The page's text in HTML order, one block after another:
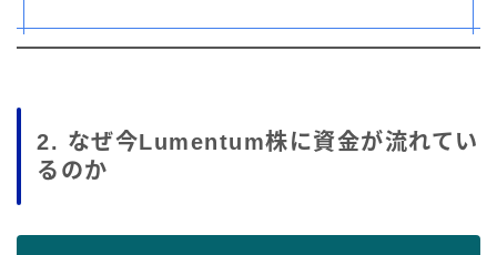
2. なぜ今Lumentum株に資金が流れてい
るのか